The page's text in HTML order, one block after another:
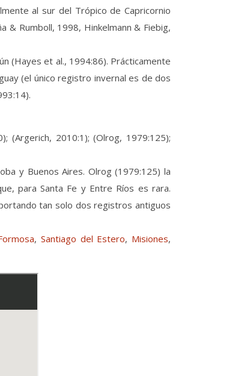
al sur del Trópico de Capricornio
& Rumboll, 1998, Hinkelmann & Fiebig,
(Hayes et al., 1994:86). Prácticamente
(el único registro invernal es de dos
(Argerich, 2010:1); (Olrog, 1979:125);
y Buenos Aires. Olrog (1979:125) la
para Santa Fe y Entre Ríos es rara.
tan solo dos registros antiguos
, Santiago del Estero, Misiones,